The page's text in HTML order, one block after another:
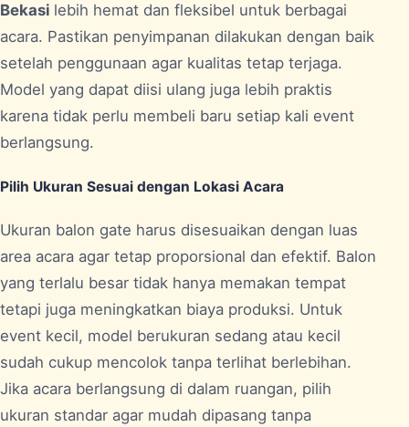
Bekasi lebih hemat dan fleksibel untuk berbagai
acara. Pastikan penyimpanan dilakukan dengan baik
setelah penggunaan agar kualitas tetap terjaga.
Model yang dapat diisi ulang juga lebih praktis
karena tidak perlu membeli baru setiap kali event
berlangsung.
Pilih Ukuran Sesuai dengan Lokasi Acara
Ukuran balon gate harus disesuaikan dengan luas
area acara agar tetap proporsional dan efektif. Balon
yang terlalu besar tidak hanya memakan tempat
tetapi juga meningkatkan biaya produksi. Untuk
event kecil, model berukuran sedang atau kecil
sudah cukup mencolok tanpa terlihat berlebihan.
Jika acara berlangsung di dalam ruangan, pilih
ukuran standar agar mudah dipasang tanpa